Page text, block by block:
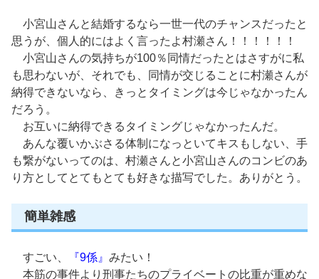
小宮山さんと結婚するなら一世一代のチャンスだったと
思うが、個人的にはよく言ったよ村瀬さん！！！！！！
小宮山さんの気持ちが100％同情だったとはさすがに私
も思わないが、それでも、同情が交じることに村瀬さんが
納得できないなら、きっとタイミングは今じゃなかったん
だろう。
お互いに納得できるタイミングじゃなかったんだ。
あんな覆いかぶさる体制になっといてキスもしない、手
も繋がないってのは、村瀬さんと小宮山さんのコンビのあ
り方としてとてもとても好きな描写でした。ありがとう。
簡単雑感
すごい、 『9係』 みたい！
本筋の事件より刑事たちのプライベートの比重が重めな